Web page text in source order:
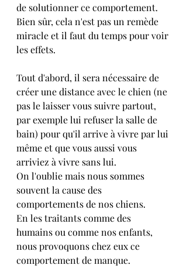
de solutionner ce comportement.
Bien sûr, cela n'est pas un remède
miracle et il faut du temps pour voir
les effets.
Tout d'abord, il sera nécessaire de
créer une distance avec le chien (ne
pas le laisser vous suivre partout,
par exemple lui refuser la salle de
bain) pour qu'il arrive à vivre par lui
même et que vous aussi vous
arriviez à vivre sans lui.
On l'oublie mais nous sommes
souvent la cause des
comportements de nos chiens.
En les traitants comme des
humains ou comme nos enfants,
nous provoquons chez eux ce
comportement de manque.